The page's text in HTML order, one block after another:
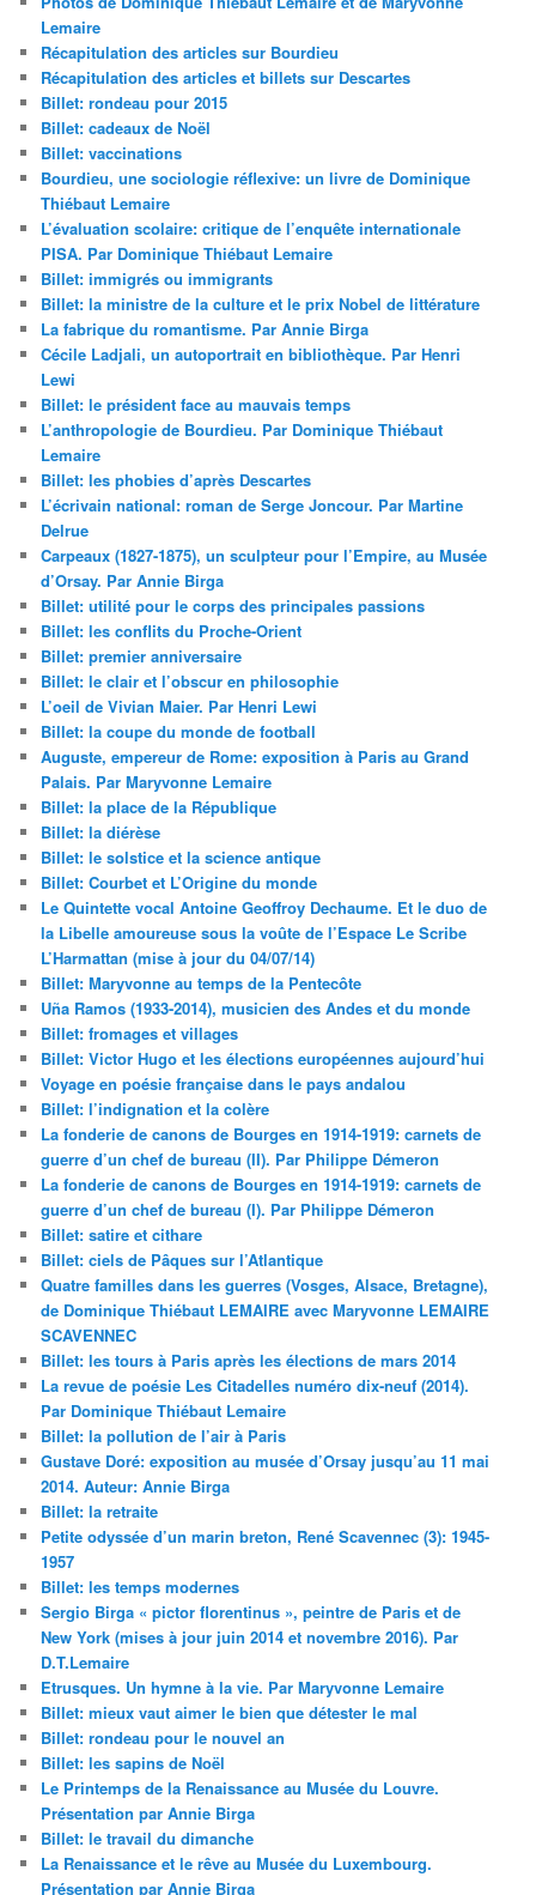
Lemaire
Récapitulation des articles sur Bourdieu
Récapitulation des articles et billets sur Descartes
Billet: rondeau pour 2015
Billet: cadeaux de Noël
Billet: vaccinations
Bourdieu, une sociologie réflexive: un livre de Dominique
Thiébaut Lemaire
L’évaluation scolaire: critique de l’enquête internationale
PISA. Par Dominique Thiébaut Lemaire
Billet: immigrés ou immigrants
Billet: la ministre de la culture et le prix Nobel de littérature
La fabrique du romantisme. Par Annie Birga
Cécile Ladjali, un autoportrait en bibliothèque. Par Henri
Lewi
Billet: le président face au mauvais temps
L’anthropologie de Bourdieu. Par Dominique Thiébaut
Lemaire
Billet: les phobies d’après Descartes
L’écrivain national: roman de Serge Joncour. Par Martine
Delrue
Carpeaux (1827-1875), un sculpteur pour l’Empire, au Musée
d’Orsay. Par Annie Birga
Billet: utilité pour le corps des principales passions
Billet: les conflits du Proche-Orient
Billet: premier anniversaire
Billet: le clair et l’obscur en philosophie
L’oeil de Vivian Maier. Par Henri Lewi
Billet: la coupe du monde de football
Auguste, empereur de Rome: exposition à Paris au Grand
Palais. Par Maryvonne Lemaire
Billet: la place de la République
Billet: la diérèse
Billet: le solstice et la science antique
Billet: Courbet et L’Origine du monde
Le Quintette vocal Antoine Geoffroy Dechaume. Et le duo de
la Libelle amoureuse sous la voûte de l’Espace Le Scribe
L’Harmattan (mise à jour du 04/07/14)
Billet: Maryvonne au temps de la Pentecôte
Uña Ramos (1933-2014), musicien des Andes et du monde
Billet: fromages et villages
Billet: Victor Hugo et les élections européennes aujourd’hui
Voyage en poésie française dans le pays andalou
Billet: l’indignation et la colère
La fonderie de canons de Bourges en 1914-1919: carnets de
guerre d’un chef de bureau (II). Par Philippe Démeron
La fonderie de canons de Bourges en 1914-1919: carnets de
guerre d’un chef de bureau (I). Par Philippe Démeron
Billet: satire et cithare
Billet: ciels de Pâques sur l’Atlantique
Quatre familles dans les guerres (Vosges, Alsace, Bretagne),
de Dominique Thiébaut LEMAIRE avec Maryvonne LEMAIRE
SCAVENNEC
Billet: les tours à Paris après les élections de mars 2014
La revue de poésie Les Citadelles numéro dix-neuf (2014).
Par Dominique Thiébaut Lemaire
Billet: la pollution de l’air à Paris
Gustave Doré: exposition au musée d’Orsay jusqu’au 11 mai
2014. Auteur: Annie Birga
Billet: la retraite
Petite odyssée d’un marin breton, René Scavennec (3): 1945-
1957
Billet: les temps modernes
Sergio Birga « pictor florentinus », peintre de Paris et de
New York (mises à jour juin 2014 et novembre 2016). Par
D.T.Lemaire
Etrusques. Un hymne à la vie. Par Maryvonne Lemaire
Billet: mieux vaut aimer le bien que détester le mal
Billet: rondeau pour le nouvel an
Billet: les sapins de Noël
Le Printemps de la Renaissance au Musée du Louvre.
Présentation par Annie Birga
Billet: le travail du dimanche
La Renaissance et le rêve au Musée du Luxembourg.
Présentation par Annie Birga